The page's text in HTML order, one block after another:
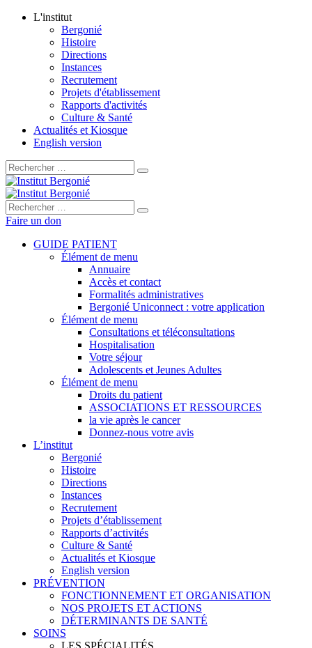
L'institut
Bergonié
Histoire
Directions
Instances
Recrutement
Projets d'établissement
Rapports d'activités
Culture & Santé
Actualités et Kiosque
English version
Rechercher :
Rechercher :
Faire un don
GUIDE PATIENT
Élément de menu
Annuaire
Accès et contact
Formalités administratives
Bergonié Uniconnect : votre application
Élément de menu
Consultations et téléconsultations
Hospitalisation
Votre séjour
Adolescents et Jeunes Adultes
Élément de menu
Droits du patient
ASSOCIATIONS ET RESSOURCES
la vie après le cancer
Donnez-nous votre avis
L’institut
Bergonié
Histoire
Directions
Instances
Recrutement
Projets d’établissement
Rapports d’activités
Culture & Santé
Actualités et Kiosque
English version
PRÉVENTION
FONCTIONNEMENT ET ORGANISATION
NOS PROJETS ET ACTIONS
DÉTERMINANTS DE SANTÉ
SOINS
LES SPÉCIALITÉS